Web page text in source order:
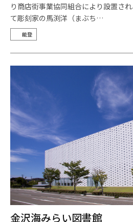
り商店街事業協同組合により設置さ
て彫刻家の馬渕洋（まぶち…
能登
金沢海みらい図書館